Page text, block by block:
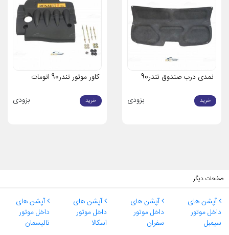
نمدی درب صندوق تندر90
خرید بزودی
کاور موتور تندر90 اتومات
خرید بزودی
صفحات دیگر
آپشن های
داخل موتور
سیمبل
آپشن های
داخل موتور
سفران
آپشن های
داخل موتور
اسکالا
آپشن های
داخل موتور
تالیسمان